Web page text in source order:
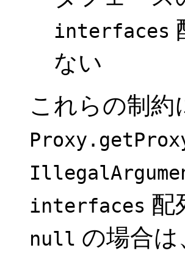
interfaces
ない
これらの制約
interfaces 配
null の場合は